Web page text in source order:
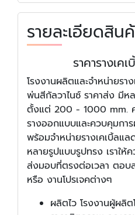
รายละเอียดสิน
ราคารางเค
โรงงานผลิตและจำหน่ายรา
พ่นสีกัลวาไนซ์ ราคาส่ง มีห
ตั้งแต่ 200 - 1000 mm.
รางออกแบบและควบคุมกา
พร้อมจำหน่ายรางเคเบิ้ลแล
หลายรูปแบบรูปทรง เราใ
ส่งมอบที่ตรงต่อเวลา ตอ
หรือ งานโปรเจคต่างๆ
ผลิตไว โรงงานผู้ผลิ